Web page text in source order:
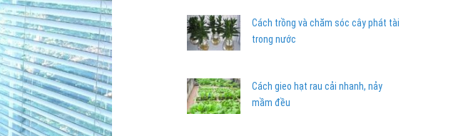
Cách trồng và chăm sóc cây phát tài
trong nước
Cách gieo hạt rau cải nhanh, nảy
mầm đều